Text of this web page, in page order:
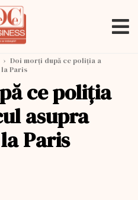
› Doi morţi după ce poliția a
Paris
ce poliția
asupra
Paris